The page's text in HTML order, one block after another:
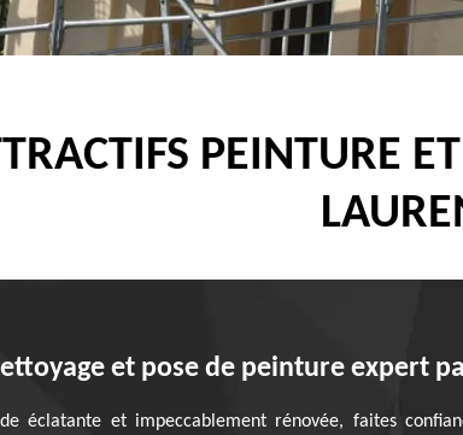
PEINTURE
et pose de peinture expert
éclatante et impeccablement rénovée, faites